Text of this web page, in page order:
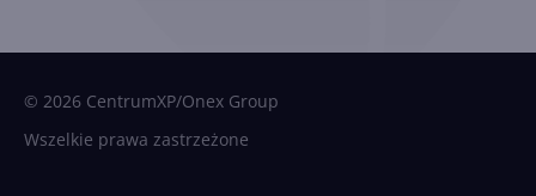
© 2026 CentrumXP/Onex Group
Wszelkie prawa zastrzeżone